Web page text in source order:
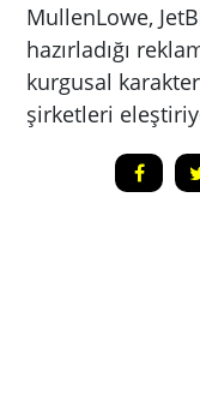
MullenLowe,
hazırladığı
kurgusal
şirketleri